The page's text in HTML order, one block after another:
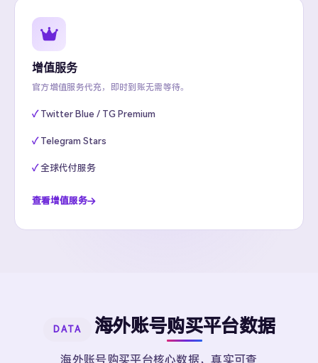
增值服务
官方增值服务代充，即时到账无需等待。
Twitter Blue / TG Premium
Telegram Stars
全球代付服务
查看增值服务
DATA 海外账号购买平台数据
海外账号购买平台核心数据，真实可查